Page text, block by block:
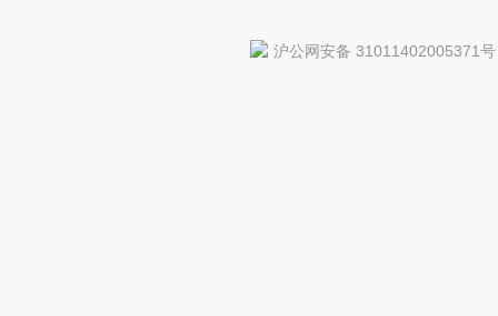
沪公网安备 31011402005371号